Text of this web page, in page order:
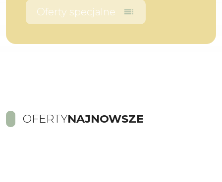
Oferty specjalne toc
OFERTYNAJNOWSZE